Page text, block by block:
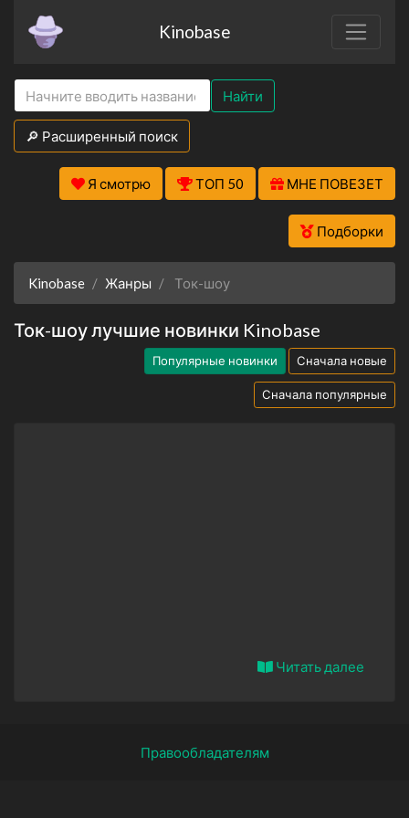
Kinobase
Найти
🔎 Расширенный поиск
Я смотрю ТОП 50 МНЕ ПОВЕЗЕТ
Подборки
Kinobase Жанры Ток-шоу
Ток-шоу лучшие новинки Kinobase
Популярные новинки Сначала новые
Сначала популярные
Читать далее
Правообладателям